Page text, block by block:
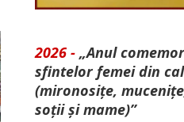
2026 - „Anul
sfintelor femei din
(mironosițe,
soții și mame)”